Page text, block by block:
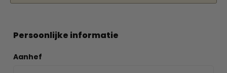
Persoonlijke informatie
Aanhef